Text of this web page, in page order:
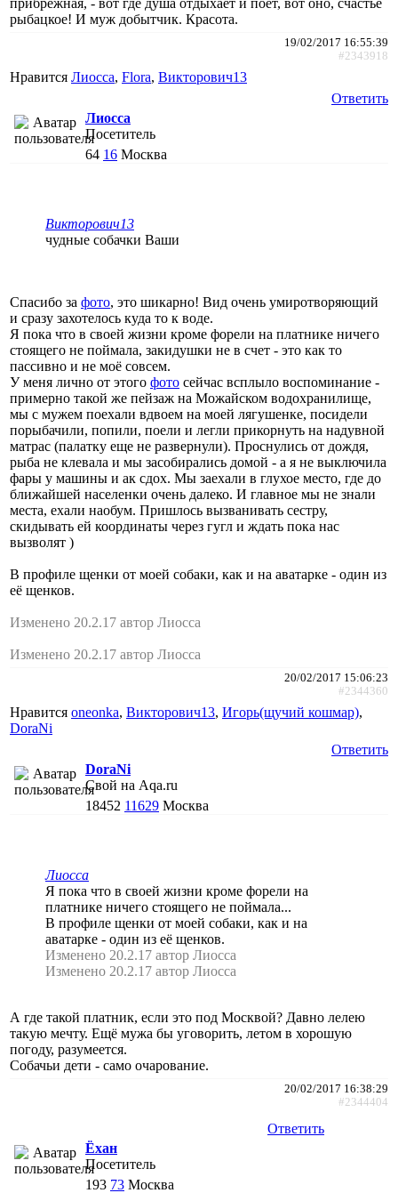
рыбацкое! И муж добытчик. Красота.
19/02/2017 16:55:39
#2343918
Нравится Лиосса, Flora, Викторович13
Ответить
Лиосса
Посетитель
64 16 Москва
Викторович13
чудные собачки Ваши
Спасибо за фото, это шикарно! Вид очень умиротворяющий
и сразу захотелось куда то к воде.
Я пока что в своей жизни кроме форели на платнике ничего
стоящего не поймала, закидушки не в счет - это как то
пассивно и не моё совсем.
У меня лично от этого фото сейчас всплыло воспоминание -
примерно такой же пейзаж на Можайском водохранилище,
мы с мужем поехали вдвоем на моей лягушенке, посидели
порыбачили, попили, поели и легли прикорнуть на надувной
матрас (палатку еще не развернули). Проснулись от дождя,
рыба не клевала и мы засобирались домой - а я не выключила
фары у машины и ак сдох. Мы заехали в глухое место, где до
ближайшей населенки очень далеко. И главное мы не знали
места, ехали наобум. Пришлось вызванивать сестру,
скидывать ей координаты через гугл и ждать пока нас
вызволят )
В профиле щенки от моей собаки, как и на аватарке - один из
её щенков.
Изменено 20.2.17 автор Лиосса
Изменено 20.2.17 автор Лиосса
20/02/2017 15:06:23
#2344360
Нравится oneonka, Викторович13, Игорь(щучий кошмар),
DoraNi
Ответить
DoraNi
Свой на Aqa.ru
18452 11629 Москва
Лиосса
Я пока что в своей жизни кроме форели на
платнике ничего стоящего не поймала...
В профиле щенки от моей собаки, как и на
аватарке - один из её щенков.
Изменено 20.2.17 автор Лиосса
Изменено 20.2.17 автор Лиосса
А где такой платник, если это под Москвой? Давно лелею
такую мечту. Ещё мужа бы уговорить, летом в хорошую
погоду, разумеется.
Собачьи дети - само очарование.
20/02/2017 16:38:29
#2344404
Ответить
Ёхан
Посетитель
193 73 Москва